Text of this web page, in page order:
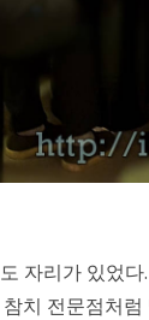
자리가 있었
치 전문점처